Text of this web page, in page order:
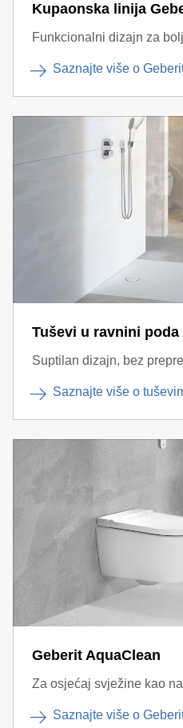
Kupaonska linija
Funkcionalni dizajn za
Saznajte više o
Tuševi u ravnini poda
Suptilan dizajn, bez
Saznajte više o
Geberit AquaClean
Za osjećaj svježine kao
Saznajte više o